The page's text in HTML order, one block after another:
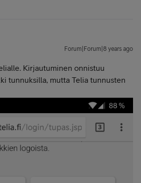
Forum|Forum|8 years ago
Kirjautuminen onnistuu
tunnuksilla, mutta Telia tunnusten